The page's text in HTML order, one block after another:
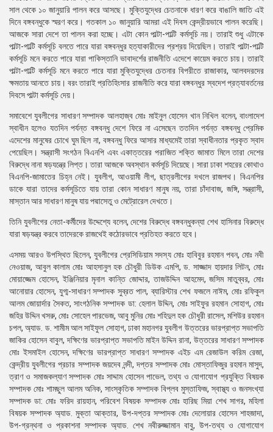
সাল থেকে ১০ জানুয়ারি পালন করে আসছে। মুক্তিযুদ্ধের চেতনাকে ধারণ করে বাঙালি জাতি এই
দিনে বঙ্গবন্ধুকে স্মরণ করে। গতকাল ১০ জানুয়ারি আমরা এই দিবস কেন্দ্রীয়ভাবে পালন করেছি।
আজকে সারা দেশে তা পালন করা হচ্ছে। এটা কোন পাল্টা-পাল্টি কর্মসূচি নয়। তারাই শুধু এটাকে
পাল্টা-পাল্টি কর্মসূচি বলতে পারে যারা বঙ্গবন্ধুর হত্যাকারীদের প্রশ্রয় দিয়েছিল। তারাই পাল্টা-পাল্টি
কর্মসূচি মনে করতে পারে যারা পাকিস্তানি ভাবাদর্শের রাজনীতি এদেশে কায়েম করতে চায়। তারাই
পাল্টা-পাল্টি কর্মসূচি মনে করতে পারে যারা মুক্তিযুদ্ধের চেতনার বিপরীতে রাজাকার, আলবদরদের
ক্ষমতায় আনতে চায়। বরং তারাই প্রতিহিংসার রাজনীতি করে যারা বঙ্গবন্ধুর স্বদেশ প্রত্যাবর্তনের
দিবসে পাল্টা কর্মসূচি দেয়।
সমাবেশে যুবলীগের সাধারণ সম্পাদক আলহাজ্ব মোঃ মাইনুল হোসেন খান নিখিল বলেন, বাংলাদেশ
স্বাধীন হলেও যতদিন পর্যন্ত বঙ্গবন্ধু দেশে ফিরে না এসেছেন ততদিন পর্যন্ত বঙ্গবন্ধু প্রেমিক
এদেশের মানুষের চোখে ঘুম ছিল না, বঙ্গবন্ধু ফিরে আসার মাধ্যমেই তারা স্বাধীনতার প্রকৃত স্বাদ
পেয়েছিল। সন্ত্রাসী সংগঠন বিএনপি এবং একাত্তরের পরাজিত শক্তি জামাত মিলে তারা দেশের
বিরুদ্ধে নানা ষড়যন্ত্রে লিপ্ত। তারা আজকে অবস্থান কর্মসূচি দিয়েছে। সারা ঢাকা শহরের কোথাও
বিএনপি-জামাতের চিহ্ন নেই। যুবলীগ, আওয়ামী লীগ, ছাত্রলীগের দখলে রাজপথ। বিএনপির
ডাকে যারা তাদের কর্মসূচিতে যায় তারা কোন সাধারণ মানুষ নয়, তারা চাঁদাবাজ, জঙ্গি, সন্ত্রাসী,
মাস্তান আর সাধারণ মানুষ যায় পদ্মাসেতু ও মেট্রোরেল দেখতে।
তিনি যুবলীগের নেতা-কর্মীদের উদ্দেশ্যে বলেন, দেশের বিরুদ্ধে বঙ্গবন্ধুকন্যা শেখ হাসিনার বিরুদ্ধে
যারা ষড়যন্ত্র করবে তাদেরকে রাজথেই কঠোরভাবে প্রতিহত করতে হবে।
এসময় আরও উপস্থিত ছিলেন, যুবলীগের প্রেসিডিয়াম সদস্য মোঃ হাবিবুর রহমান পবন, মোঃ নবী
নেওয়াজ, আবুল কালাম মোঃ আহসানুল হক চৌধুরী ডিউক এমপি, ড. সাজ্জাদ হায়দার লিটন, মোঃ
মোয়াজ্জেম হোসেন, ইঞ্জিনিয়ার মৃনাল কান্তি জোদ্দার, তাজউদ্দিন আহমেদ, জসিম মাতুব্বর, মোঃ
আনোয়ার হোসেন, যুগ্ম-সাধারণ সম্পাদক সুব্রত পাল, ব্যারিস্টার শেখ ফজলে নাঈম, মোঃ রফিকুল
আলম জোয়ার্দার সৈকত, সাংগঠনিক সম্পাদক ডা: হেলাল উদ্দিন, মোঃ সাইফুর রহমান সোহাগ, মোঃ
জহির উদ্দিন খসরু, মোঃ সোহেল পারভেজ, আবু মুনির মোঃ শহিদুল হক চৌধুরী রাসেল, মশিউর রহমান
চপল, অ্যাড. ড. শামীম আল সাইফুল সোহাগ, ঢাকা মহানগর যুবলীগ উত্তরের ভারপ্রাপ্ত সভাপতি
জাকির হোসেন বাবুল, দক্ষিণের ভারপ্রাপ্ত সভাপতি মাইন উদ্দিন রানা, উত্তরের সাধারণ সম্পাদক
মোঃ ইসমাইল হোসেন, দক্ষিণের ভারপ্রাপ্ত সাধারণ সম্পাদক এইচ এম রেজাউল করিম রেজা,
কেন্দ্রীয় যুবলীগের প্রচার সম্পাদক জয়দেব নন্দী, দপ্তর সম্পাদক মোঃ মোস্তাফিজুর রহমান মাসুদ,
ত্রাণ ও সমাজকল্যাণ সম্পাদক মোঃ সাদ্দাম হোসেন পাভেল, তথ্য ও যোগাযোগ প্রযুক্তি বিষয়ক
সম্পাদক মোঃ শামছুল আলম অনিক, সাংস্কৃতিক সম্পাদক বিপ্লব মুস্তাফিজ, স্বাস্থ্য ও জনসংখ্যা
সম্পাদক ডা: মোঃ ফরিদ রায়হান, পরিবেশ বিষয়ক সম্পাদক মোঃ হারিছ মিয়া শেখ সাগর, মহিলা
বিষয়ক সম্পাদক অ্যাড. মুক্তা আক্তার, উপ-দপ্তর সম্পাদক মোঃ দেলোয়ার হোসেন শাহজাদা,
উপ-গ্রন্থনা ও প্রকাশনা সম্পাদক অ্যাড. শেখ নবীরুজ্জামান বাবু, উপ-তথ্য ও যোগাযোগ